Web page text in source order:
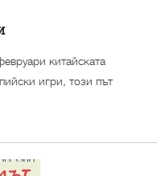
китайската
игри, този път